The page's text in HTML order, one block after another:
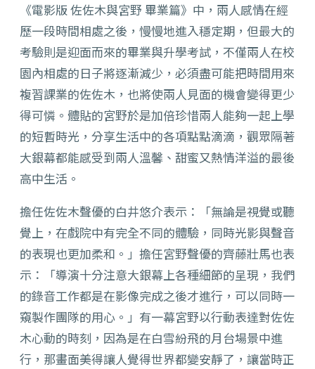
《電影版 佐佐木與宮野 畢業篇》中，兩人感情在經
歷一段時間相處之後，慢慢地進入穩定期，但最大的
考驗則是迎面而來的畢業與升學考試，不僅兩人在校
園內相處的日子將逐漸減少，必須盡可能把時間用來
複習課業的佐佐木，也將使兩人見面的機會變得更少
得可憐。體貼的宮野於是加倍珍惜兩人能夠一起上學
的短暫時光，分享生活中的各項點點滴滴，觀眾隔著
大銀幕都能感受到兩人溫馨、甜蜜又熱情洋溢的最後
高中生活。
擔任佐佐木聲優的白井悠介表示：「無論是視覺或聽
覺上，在戲院中有完全不同的體驗，同時光影與聲音
的表現也更加柔和。」擔任宮野聲優的齊藤壯馬也表
示：「導演十分注意大銀幕上各種細節的呈現，我們
的錄音工作都是在影像完成之後才進行，可以同時一
窺製作團隊的用心。」有一幕宮野以行動表達對佐佐
木心動的時刻，因為是在白雪紛飛的月台場景中進
行，那畫面美得讓人覺得世界都變安靜了，讓當時正